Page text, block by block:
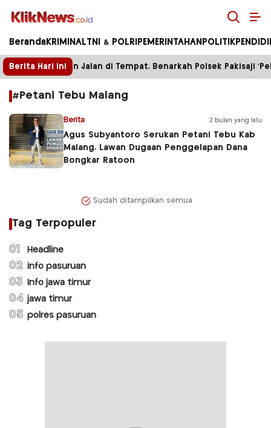
Kliknews.co.id
Beranda KRIMINAL TNI & POLRI PEMERINTAHAN POLITIK
Berita Hari Ini
Enam Bulan Jalan di Tempat, Benarkah Polsek Pakisaji
#Petani Tebu Malang
Berita 2 bulan yang lalu
Agus Subyantoro Serukan Petani Tebu Kab
Malang, Lawan Dugaan Penggelapan Dana
Bongkar Ratoon
Sudah ditampilkan semua
Tag Terpopuler
01 Headline
02 info pasuruan
03 Info jawa timur
04 jawa timur
05 polres pasuruan